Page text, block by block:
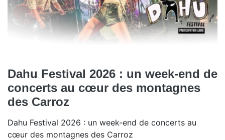
Dahu Festival 2026 : un week-end de
concerts au cœur des montagnes
des Carroz
Dahu Festival 2026 : un week-end de concerts au
cœur des montagnes des Carroz